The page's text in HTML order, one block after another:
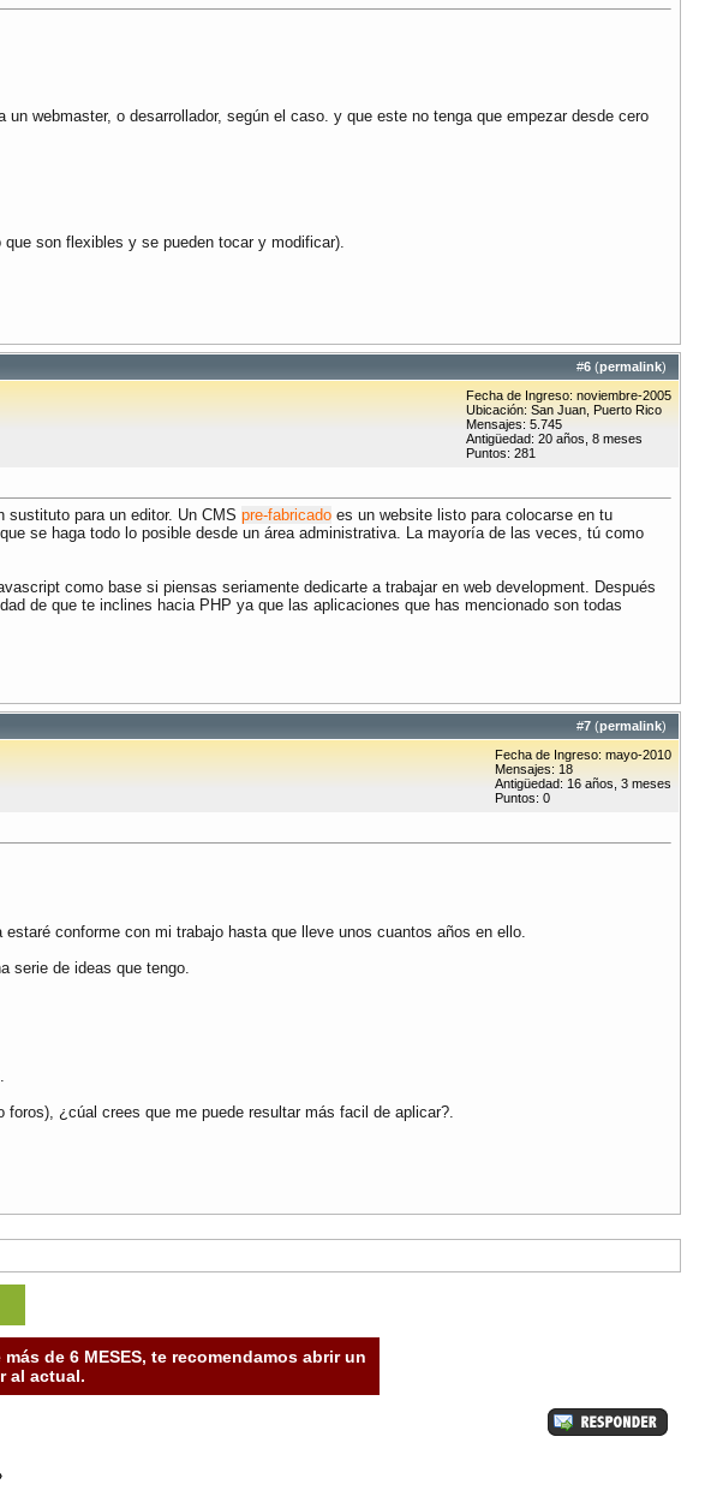
webmaster, o desarrollador, según el caso. y que este no tenga que empezar desde cero
son flexibles y se pueden tocar y modificar).
#6 (permalink)
Fecha de Ingreso: noviembre-2005
Ubicación: San Juan, Puerto Rico
Mensajes: 5.745
Antigüedad: 20 años, 8 meses
Puntos: 281
sustituto para un editor. Un CMS pre-fabricado es un website listo para colocarse en tu
se haga todo lo posible desde un área administrativa. La mayoría de las veces, tú como
como base si piensas seriamente dedicarte a trabajar en web development. Después
de que te inclines hacia PHP ya que las aplicaciones que has mencionado son todas
#7 (permalink)
Fecha de Ingreso: mayo-2010
Mensajes: 18
Antigüedad: 16 años, 3 meses
Puntos: 0
conforme con mi trabajo hasta que lleve unos cuantos años en ello.
serie de ideas que tengo.
¿cúal crees que me puede resultar más facil de aplicar?.
de 6 MESES, te recomendamos abrir un
al actual.